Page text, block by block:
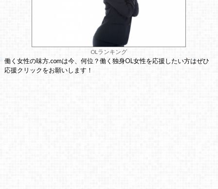
OLランキング
働く女性の味方.comは今、何位？働く独身OL女性を応援したい方はぜひ
応援クリックをお願いします！